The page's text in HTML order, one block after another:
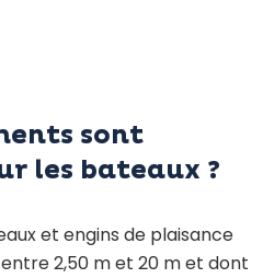
sont
les bateaux ?
et engins de plaisance
2,50 m et 20 m et dont